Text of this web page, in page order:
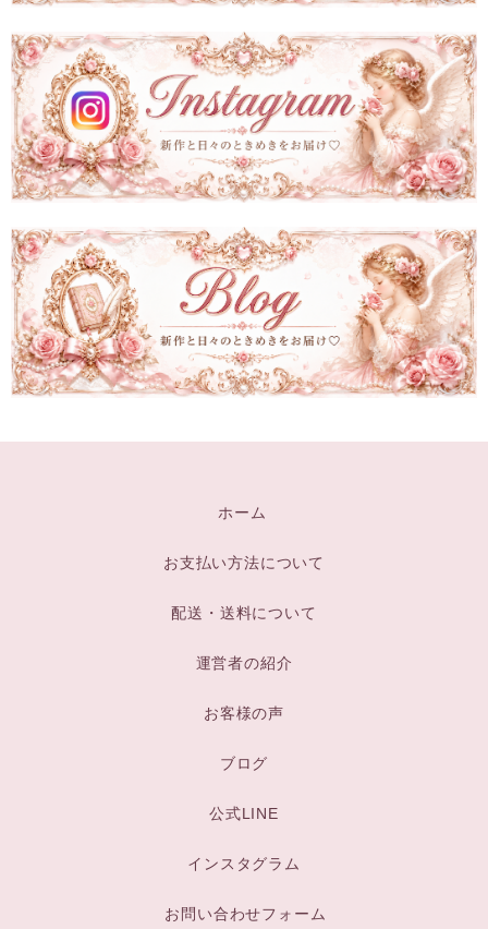
ホーム
お支払い方法について
配送・送料について
運営者の紹介
お客様の声
ブログ
公式LINE
インスタグラム
お問い合わせフォーム